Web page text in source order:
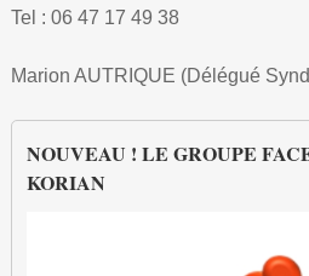
Actualités – Sept 2016
Dates du CE en 2017
Le Bureau du CE
Le Bureau du CE
Rôle du Délégué du Personnel
Calendrier 2018
FAQ (foire aux questions)
Tel : 06 47 17 49 38
Marion AUTRIQUE (Délégué
NOUVEAU ! LE GROUPE
KORIAN